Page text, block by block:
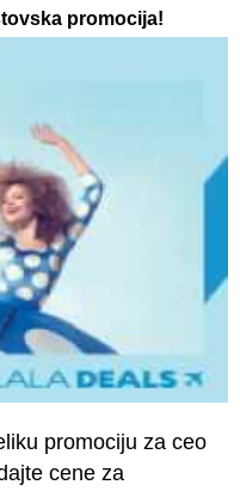
promocija!
promociju za ceo
cene za